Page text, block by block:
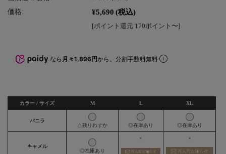
価格: ¥5,690 (税込)
[ポイント還元 170ポイント〜]
なら 月々1,896円から。分割手数料無料
カラー / サイズ M L XL
バニラ
△残りわずか
◎在庫あり ◎在庫あり
キャメル
◎在庫あり
× ×